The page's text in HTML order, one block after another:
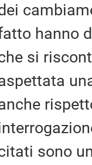
hanno
si
sono